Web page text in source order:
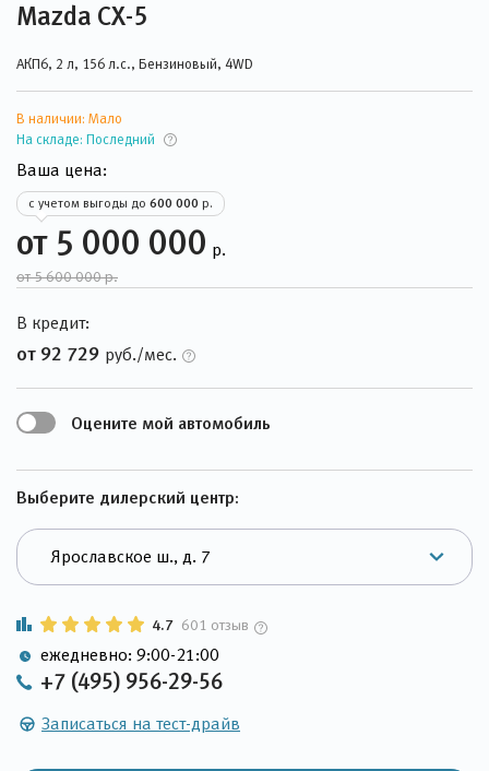
Mazda CX-5
АКП6, 2 л, 156 л.с., Бензиновый, 4WD
В наличии: Мало
На складе: Последний
Ваша цена:
с учетом выгоды до 600 000 р.
от 5 000 000 р.
от 5 600 000 р.
В кредит:
от 92 729 руб./мес.
Оцените мой автомобиль
Выберите дилерский центр:
4.7 601 отзыв
ежедневно: 9:00-21:00
+7 (495) 956-29-56
Записаться на тест-драйв